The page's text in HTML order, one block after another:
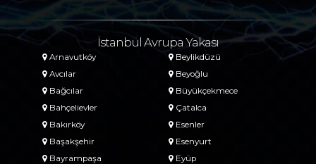
İstanbul Avrupa Yakası
Arnavutköy
Avcılar
Bağcılar
Bahçelievler
Bakırköy
Başakşehir
Bayrampaşa
Beylikdüzü
Beyoğlu
Büyükçekmece
Çatalca
Esenler
Esenyurt
Eyüp